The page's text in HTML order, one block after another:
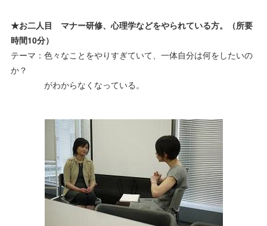
★お二人目 マナー研修、心理学などをやられている方。（所要
時間10分）
テーマ：色々なことをやりすぎていて、一体自分は何をしたいの
か？
がわからなくなっている。